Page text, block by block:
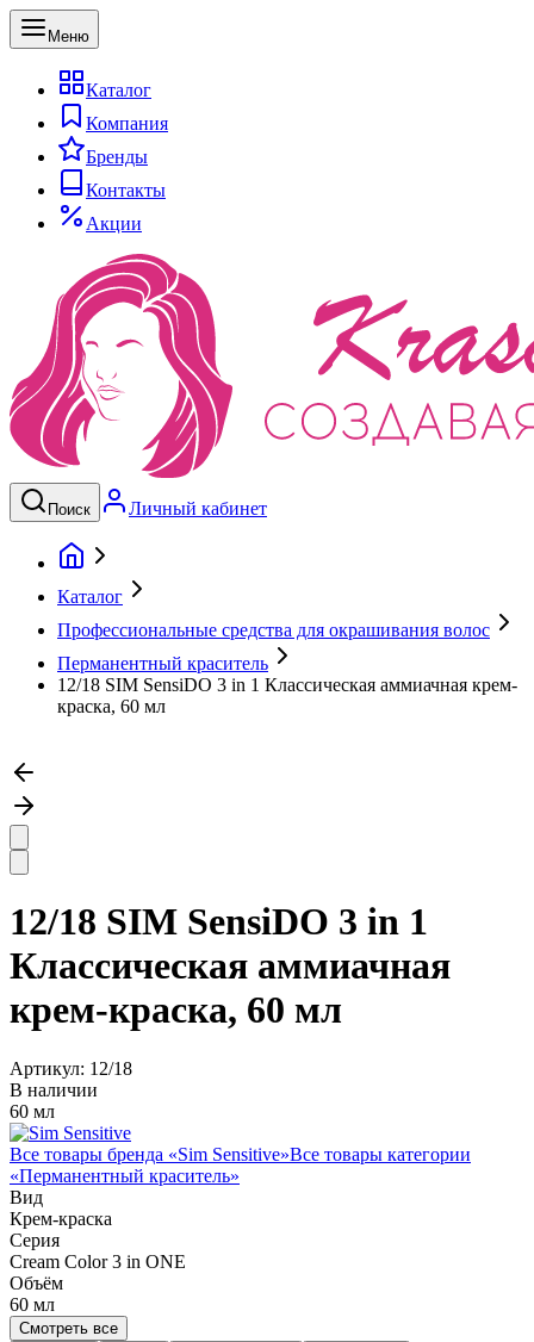
Меню
Каталог
Компания
Бренды
Контакты
Акции
Поиск Личный кабинет
Каталог
Профессиональные средства для окрашивания волос
Перманентный краситель
12/18 SIM SensiDO 3 in 1 Классическая аммиачная крем-
краска, 60 мл
12/18 SIM SensiDO 3 in 1
Классическая аммиачная
крем-краска, 60 мл
Артикул: 12/18
В наличии
60 мл
Все товары бренда «Sim Sensitive»Все товары категории
«Перманентный краситель»
Вид
Крем-краска
Серия
Cream Color 3 in ONE
Объём
60 мл
Смотреть все